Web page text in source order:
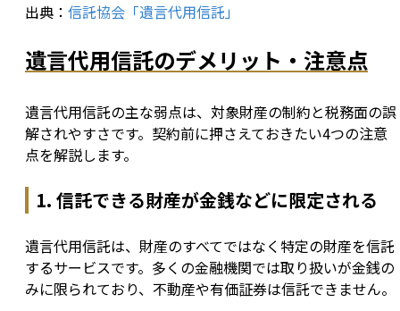
出典： 信託協会「遺言代用信託」
遺言代用信託のデメリット・注意点
遺言代用信託の主な弱点は、対象財産の制約と税務面の誤
解されやすさです。契約前に押さえておきたい4つの注意
点を解説します。
1. 信託できる財産が金銭などに限定される
遺言代用信託は、財産のすべてではなく特定の財産を信託
するサービスです。多くの金融機関では取り扱いが金銭の
みに限られており、不動産や有価証券は信託できません。